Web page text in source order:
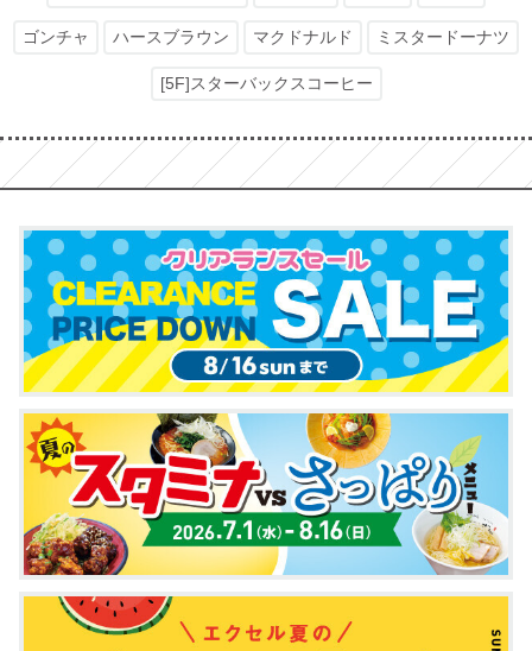
ゴンチャ ハースブラウン マクドナルド ミスタードーナツ
[5F]スターバックスコーヒー